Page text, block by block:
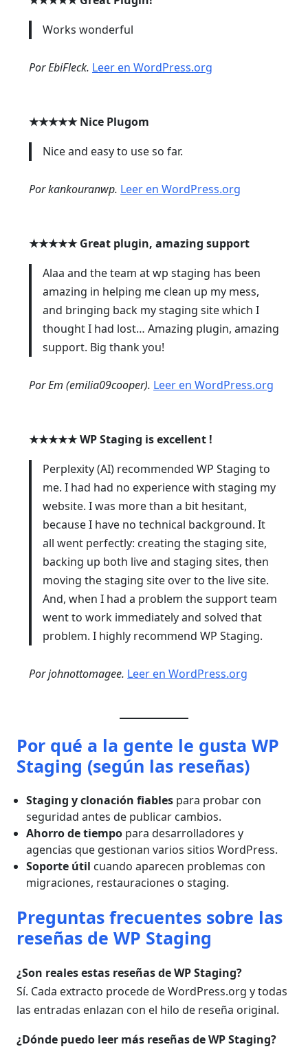
Works wonderful
Por EbiFleck. Leer en WordPress.org
★★★★★ Nice Plugom
Nice and easy to use so far.
Por kankouranwp. Leer en WordPress.org
★★★★★ Great plugin, amazing support
Alaa and the team at wp staging has been
amazing in helping me clean up my mess,
and bringing back my staging site which I
thought I had lost… Amazing plugin, amazing
support. Big thank you!
Por Em (emilia09cooper). Leer en WordPress.org
★★★★★WP Staging is excellent !
Perplexity (AI) recommended WP Staging to
me. I had had no experience with staging my
website. I was more than a bit hesitant,
because I have no technical background. It
all went perfectly: creating the staging site,
backing up both live and staging sites, then
moving the staging site over to the live site.
And, when I had a problem the support team
went to work immediately and solved that
problem. I highly recommend WP Staging.
Por johnottomagee. Leer en WordPress.org
Por qué a la gente le gusta WP
Staging (según las reseñas)
Staging y clonación fiables para probar con
seguridad antes de publicar cambios.
Ahorro de tiempo para desarrolladores y
agencias que gestionan varios sitios WordPress.
Soporte útil cuando aparecen problemas con
migraciones, restauraciones o staging.
Preguntas frecuentes sobre las
reseñas de WP Staging
¿Son reales estas reseñas de WP Staging?
Sí. Cada extracto procede de WordPress.org y todas
las entradas enlazan con el hilo de reseña original.
¿Dónde puedo leer más reseñas de WP Staging?